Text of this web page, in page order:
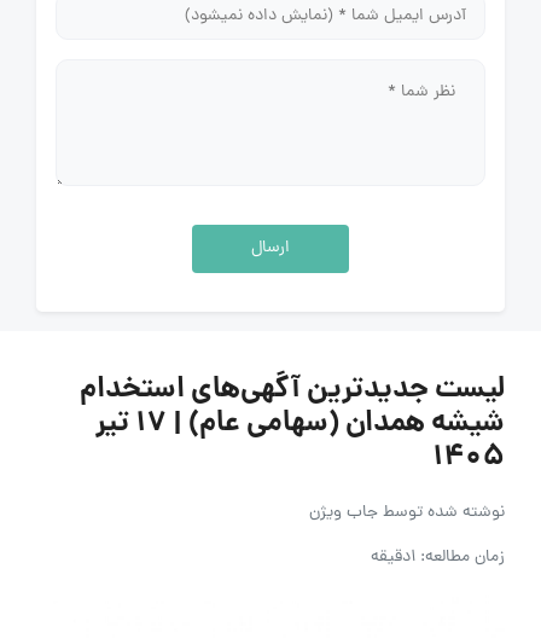
ارسال
لیست جدیدترین آگهی‌های استخدام
شیشه همدان (سهامی عام) | ۱۷ تیر
۱۴۰۵
نوشته شده توسطجاب ویژن
زمان مطالعه: 1دقیقه